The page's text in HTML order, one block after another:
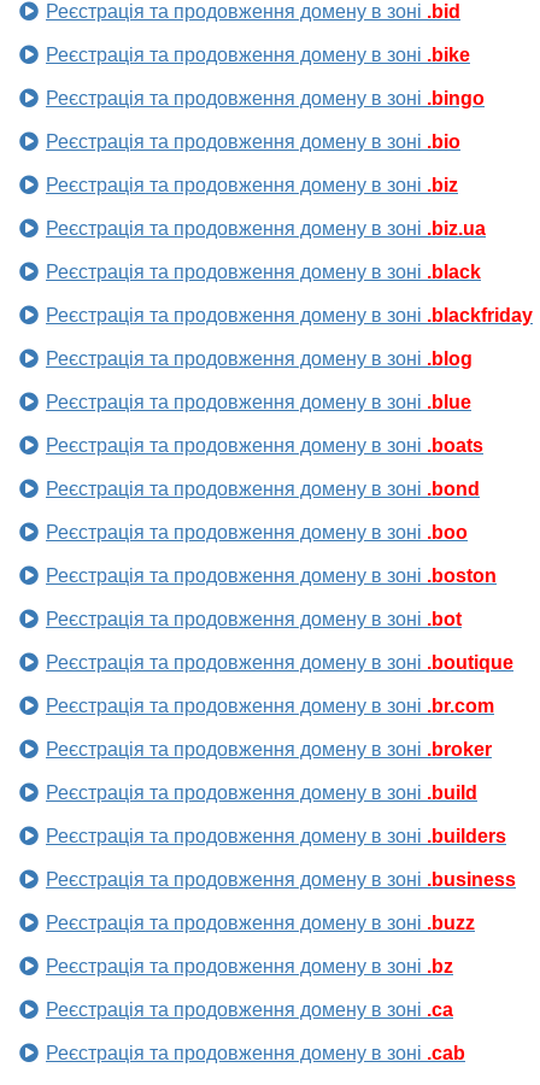
Реєстрація та продовження домену в зоні .bid
Реєстрація та продовження домену в зоні .bike
Реєстрація та продовження домену в зоні .bingo
Реєстрація та продовження домену в зоні .bio
Реєстрація та продовження домену в зоні .biz
Реєстрація та продовження домену в зоні .biz.ua
Реєстрація та продовження домену в зоні .black
Реєстрація та продовження домену в зоні .blackfriday
Реєстрація та продовження домену в зоні .blog
Реєстрація та продовження домену в зоні .blue
Реєстрація та продовження домену в зоні .boats
Реєстрація та продовження домену в зоні .bond
Реєстрація та продовження домену в зоні .boo
Реєстрація та продовження домену в зоні .boston
Реєстрація та продовження домену в зоні .bot
Реєстрація та продовження домену в зоні .boutique
Реєстрація та продовження домену в зоні .br.com
Реєстрація та продовження домену в зоні .broker
Реєстрація та продовження домену в зоні .build
Реєстрація та продовження домену в зоні .builders
Реєстрація та продовження домену в зоні .business
Реєстрація та продовження домену в зоні .buzz
Реєстрація та продовження домену в зоні .bz
Реєстрація та продовження домену в зоні .ca
Реєстрація та продовження домену в зоні .cab